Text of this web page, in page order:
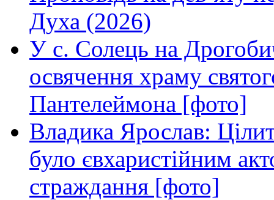
Духа (2026)
У с. Солець на
освячення храму
Пантелеймона [фото]
Владика Ярослав:
було євхаристійним
страждання [фото]